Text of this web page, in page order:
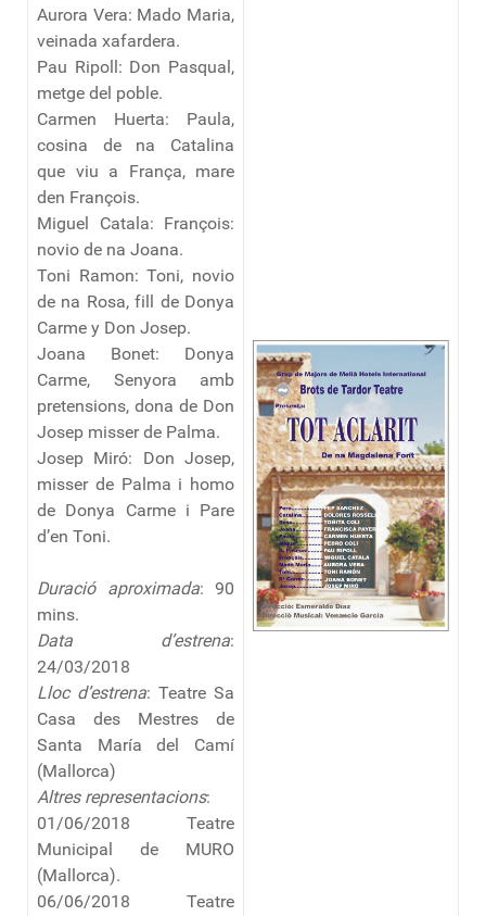
Aurora Vera: Mado Maria,
veinada xafardera.
Pau Ripoll: Don Pasqual,
metge del poble.
Carmen Huerta: Paula,
cosina de na Catalina
que viu a França, mare
den François.
Miguel Catala: François:
novio de na Joana.
Toni Ramon: Toni, novio
de na Rosa, fill de Donya
Carme y Don Josep.
Joana Bonet: Donya
Carme, Senyora amb
pretensions, dona de Don
Josep misser de Palma.
Josep Miró: Don Josep,
misser de Palma i homo
de Donya Carme i Pare
d’en Toni.
Duració aproximada: 90
mins.
Data d’estrena:
24/03/2018
Lloc d’estrena: Teatre Sa
Casa des Mestres de
Santa María del Camí
(Mallorca)
Altres representacions:
01/06/2018 Teatre
Municipal de MURO
(Mallorca).
06/06/2018 Teatre